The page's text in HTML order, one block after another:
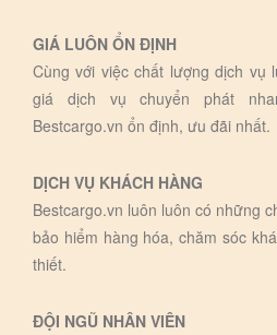
GIÁ LUÔN ỔN ĐỊNH
Cùng với việc chất lượng dịch vụ
giá dịch vụ chuyển phát
Bestcargo.vn ổn định, ưu đãi nhất.
DỊCH VỤ KHÁCH HÀNG
Bestcargo.vn luôn luôn có những
bảo hiểm hàng hóa, chăm sóc
thiết.
ĐỘI NGŨ NHÂN VIÊN